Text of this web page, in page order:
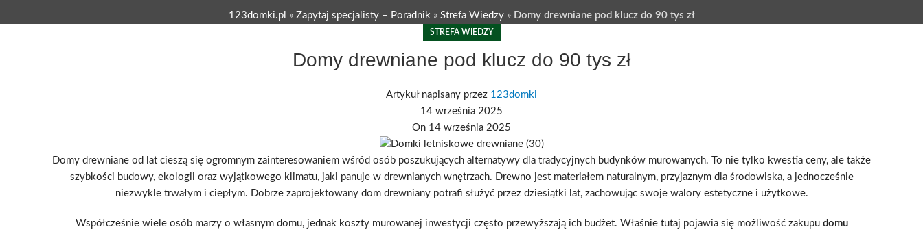
123domki.pl » Zapytaj specjalisty – Poradnik» Strefa Wiedzy» Domy drewniane pod klucz do 90 tys zł
STREFA WIEDZY
Domy drewniane pod klucz do 90 tys zł
Artykuł napisany przez 123domki
14 września 2025
On 14 września 2025
Domy drewniane od lat cieszą się ogromnym zainteresowaniem wśród osób poszukujących alternatywy dla tradycyjnych budynków murowanych. To nie tylko kwestia ceny, ale także
szybkości budowy, ekologii oraz wyjątkowego klimatu, jaki panuje w drewnianych wnętrzach. Drewno jest materiałem naturalnym, przyjaznym dla środowiska, a jednocześnie
niezwykle trwałym i ciepłym. Dobrze zaprojektowany dom drewniany potrafi służyć przez dziesiątki lat, zachowując swoje walory estetyczne i użytkowe.
Współcześnie wiele osób marzy o własnym domu, jednak koszty murowanej inwestycji często przewyższają ich budżet. Właśnie tutaj pojawia się możliwość zakupu domu